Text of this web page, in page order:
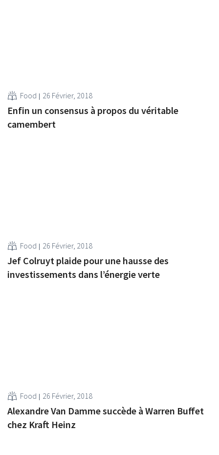
Food 26 Février, 2018
Enfin un consensus à propos du véritable
camembert
Food 26 Février, 2018
Jef Colruyt plaide pour une hausse des
investissements dans l’énergie verte
Food 26 Février, 2018
Alexandre Van Damme succède à Warren Buffet
chez Kraft Heinz